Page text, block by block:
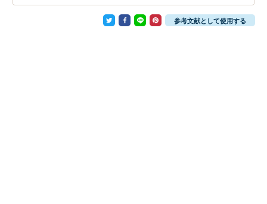
参考文献として使用する